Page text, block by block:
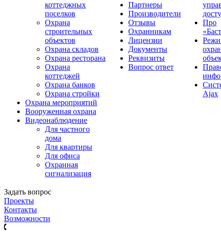
коттеджных
поселков
Охрана
строительных
объектов
Охрана складов
Охрана ресторана
Охрана
коттеджей
Охрана банков
Охрана стройки
Охрана мероприятий
Вооруженная охрана
Видеонаблюдение
Для частного
дома
Для квартиры
Для офиса
Охранная
сигнализация
Партнеры
Производители
Отзывы
Охранникам
Лицензии
Документы
Реквизиты
Вопрос ответ
Про
Ajax
Задать вопрос
Проекты
Контакты
Возможности